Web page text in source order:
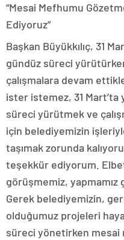
“Mesai Mefhumu
Ediyoruz”
Başkan Büyükkılıç, 31
gündüz süreci
çalışmalara devam
ister istemez, 31 Mart’ta
süreci yürütmek ve
için belediyemizin
taşımak zorunda
teşekkür ediyorum.
görüşmemiz, yapmamız
Gerek belediyemizin,
olduğumuz projeleri
süreci yönetirken